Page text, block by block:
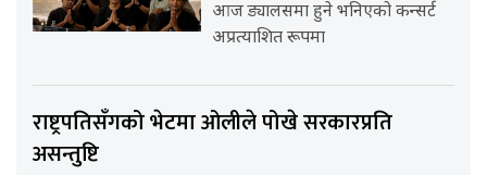
आज ड्यालसमा हुने भनिएको कन्सर्ट
अप्रत्याशित रूपमा
राष्ट्रपतिसँगको भेटमा ओलीले पोखे सरकारप्रति
असन्तुष्टि